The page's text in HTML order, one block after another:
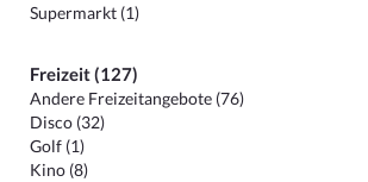
Supermarkt (1)
Freizeit (127)
Andere Freizeitangebote (76)
Disco (32)
Golf (1)
Kino (8)